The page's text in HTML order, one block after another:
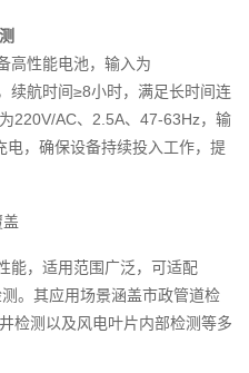
高性能电池，输入为
续航时间≥8小时，满足长时间连
220V/AC、2.5A、47-63Hz，输
，确保设备持续投入工作，提
能，适用范围广泛，可适配
。其应用场景涵盖市政管道检
检测以及风电叶片内部检测等多